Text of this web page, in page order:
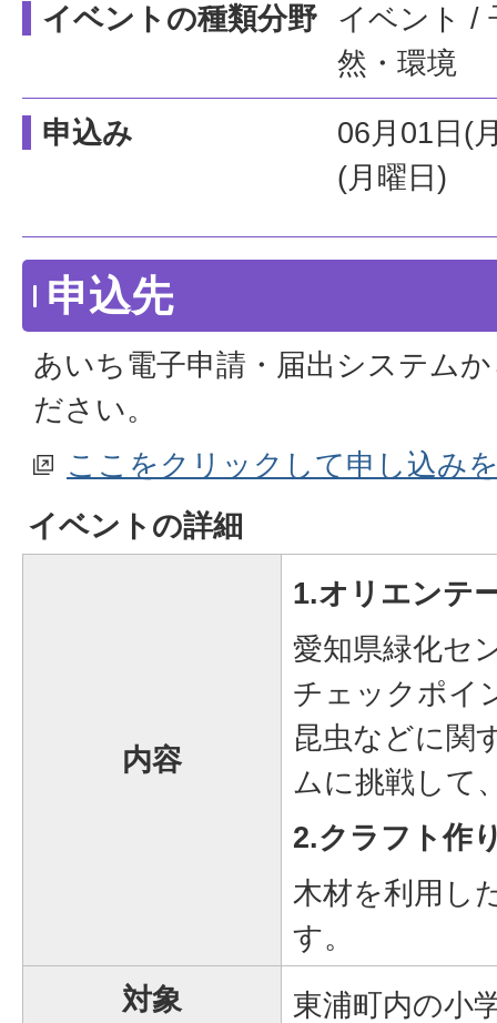
イベントの種類分野
イベント /
然・環境
申込み
06月01日(
(月曜日)
申込先
あいち電子申請・届出システム
ださい。
ここをクリックして申し込み
イベントの詳細
内容
1.オリエンテ
愛知県緑化セ
チェックポイ
昆虫などに関
ムに挑戦して
2.クラフト作
木材を利用し
す。
対象
東浦町内の小